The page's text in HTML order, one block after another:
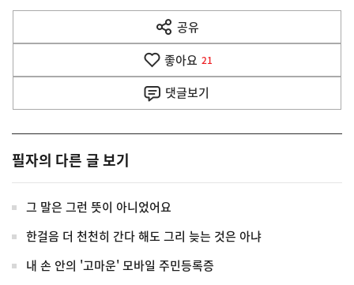
다
음
공유
열
기
좋아요 21
댓글보기
필자의 다른 글 보기
그 말은 그런 뜻이 아니었어요
한걸음 더 천천히 간다 해도 그리 늦는 것은 아냐
내 손 안의 '고마운' 모바일 주민등록증